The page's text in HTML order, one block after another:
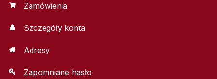
Zamówienia
Szczegóły konta
Adresy
Zapomniane hasło